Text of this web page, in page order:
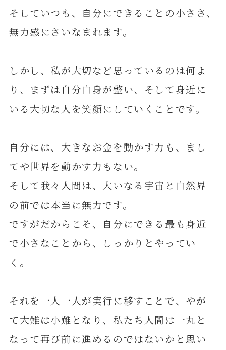
そしていつも、自分にできることの小ささ、
無力感にさいなまれます。
しかし、私が大切など思っているのは何よ
り、まずは自分自身が整い、そして身近に
いる大切な人を笑顔にしていくことです。
自分には、大きなお金を動かす力も、まし
てや世界を動かす力もない。
そして我々人間は、大いなる宇宙と自然界
の前では本当に無力です。
ですがだからこそ、自分にできる最も身近
で小さなことから、しっかりとやってい
く。
それを一人一人が実行に移すことで、やが
て大難は小難となり、私たち人間は一丸と
なって再び前に進めるのではないかと思い